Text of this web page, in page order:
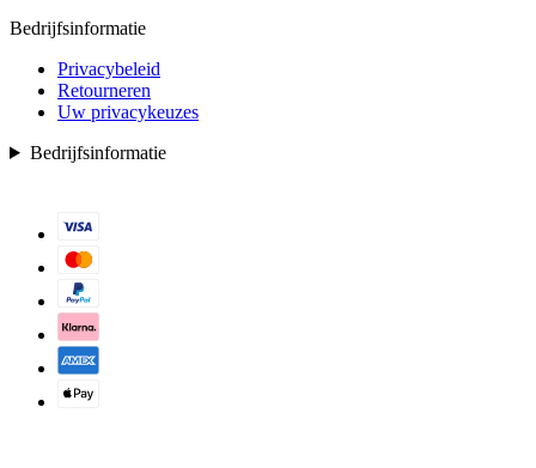
Bedrijfsinformatie
Privacybeleid
Retourneren
Uw privacykeuzes
Bedrijfsinformatie